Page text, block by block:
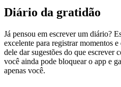
Diário da gratidão
Já pensou em escrever um diário?
excelente para registrar momentos
dele dar sugestões do que escrever
você ainda pode bloquear o app e
apenas você.